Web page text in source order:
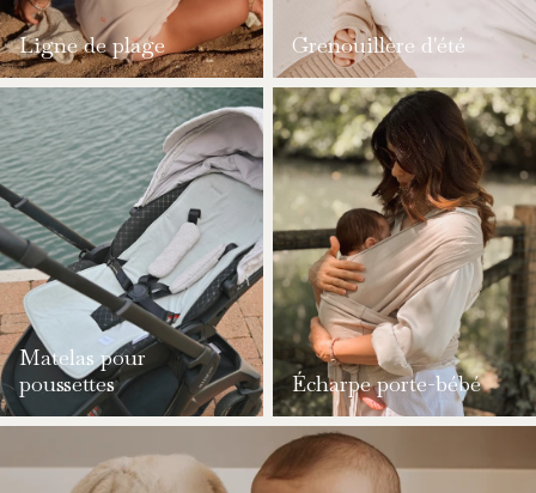
Ligne de plage Grenouillère d'été
Matelas pour
poussettes
Écharpe porte-bébé